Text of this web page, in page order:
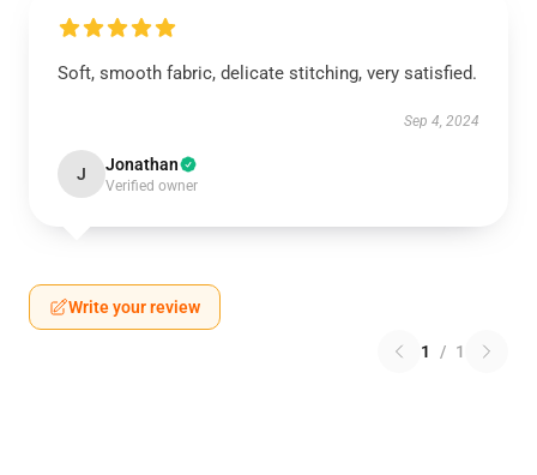
Soft, smooth fabric, delicate stitching, very satisfied.
Sep 4, 2024
J Jonathan
Verified owner
Write your review
1 / 1